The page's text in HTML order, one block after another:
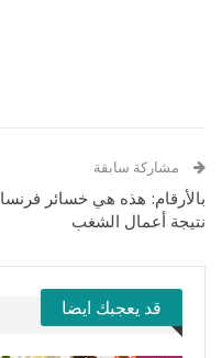
مشاركة سابقة
بالأرقام: هذه هي خسائر فرنسا
نتيجة أعمال الشغب
قد يعجبك ايضا